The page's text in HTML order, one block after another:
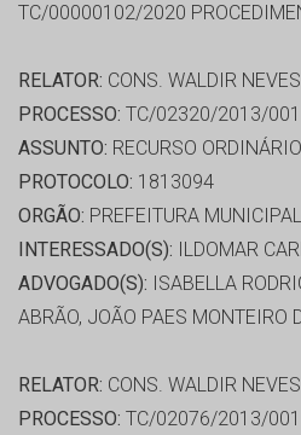
TC/00000102/2020
RELATOR: CONS. WALDIR
PROCESSO: TC/02320/2013/001
ASSUNTO: RECURSO
PROTOCOLO: 1813094
ORGÃO: PREFEITURA
INTERESSADO(S): ILDOMAR
ADVOGADO(S): ISABELLA
ABRÃO, JOÃO PAES MONTEIRO
RELATOR: CONS. WALDIR
PROCESSO: TC/02076/2013/001